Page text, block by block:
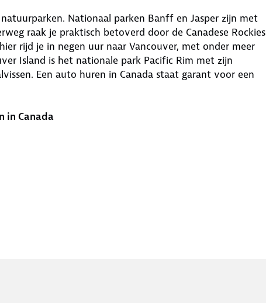
Nationaal parken Banff en Jasper zijn met
raak je praktisch betoverd door de Canadese Rockies
rijd je in negen uur naar Vancouver, met onder meer
Island is het nationale park Pacific Rim met zijn
Een auto huren in Canada staat garant voor een
in Canada